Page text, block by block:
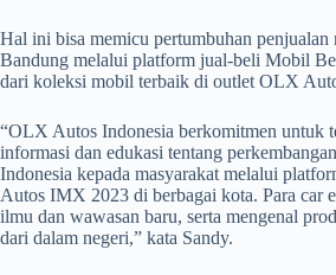
Hal ini bisa memicu pertumbuhan
Bandung melalui platform jual-beli Mobil
dari koleksi mobil terbaik di outlet OLX
“OLX Autos Indonesia berkomitmen untuk
informasi dan edukasi tentang
Indonesia kepada masyarakat melalui
Autos IMX 2023 di berbagai kota. Para car
ilmu dan wawasan baru, serta mengenal
dari dalam negeri,” kata Sandy.